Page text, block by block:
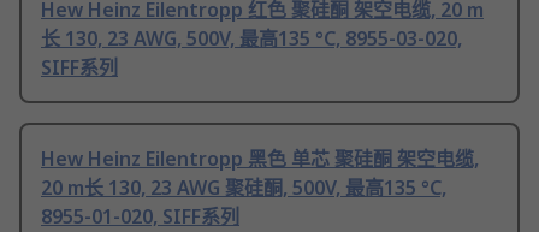
Hew Heinz Eilentropp 红色 聚硅酮 架空电缆, 20 m
长 130, 23 AWG, 500V, 最高135 °C, 8955-03-020,
SIFF系列
Hew Heinz Eilentropp 黑色 单芯 聚硅酮 架空电缆,
20 m长 130, 23 AWG 聚硅酮, 500V, 最高135 °C,
8955-01-020, SIFF系列